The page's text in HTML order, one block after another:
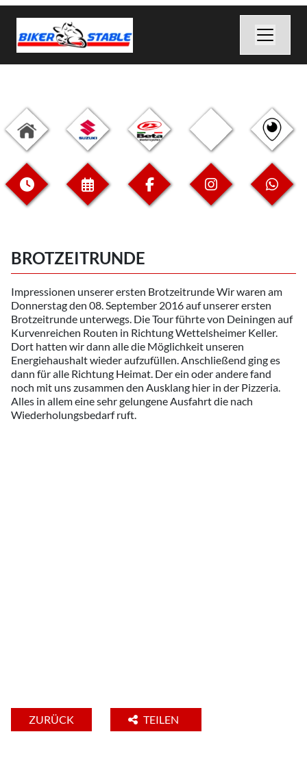
BROTZEITRUNDE
Impressionen unserer ersten Brotzeitrunde Wir waren am
Donnerstag den 08. September 2016 auf unserer ersten
Brotzeitrunde unterwegs. Die Tour führte von Deiningen auf
Kurvenreichen Routen in Richtung Wettelsheimer Keller.
Dort hatten wir dann alle die Möglichkeit unseren
Energiehaushalt wieder aufzufüllen. Anschließend ging es
dann für alle Richtung Heimat. Der ein oder andere fand
noch mit uns zusammen den Ausklang hier in der Pizzeria.
Alles in allem eine sehr gelungene Ausfahrt die nach
Wiederholungsbedarf ruft.
ZURÜCK TEILEN